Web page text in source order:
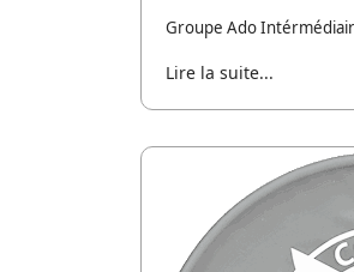
Groupe Ado
Lire la suite...